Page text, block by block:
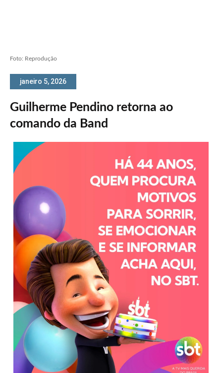
Foto: Reprodução
janeiro 5, 2026
Guilherme Pendino retorna ao
comando da Band